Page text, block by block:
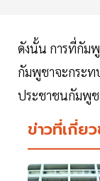
ดังนั้น การที่กัม
กัมพูชาจะกระท
ประชาชนกัมพูช
ข่าวที่เกี่ย